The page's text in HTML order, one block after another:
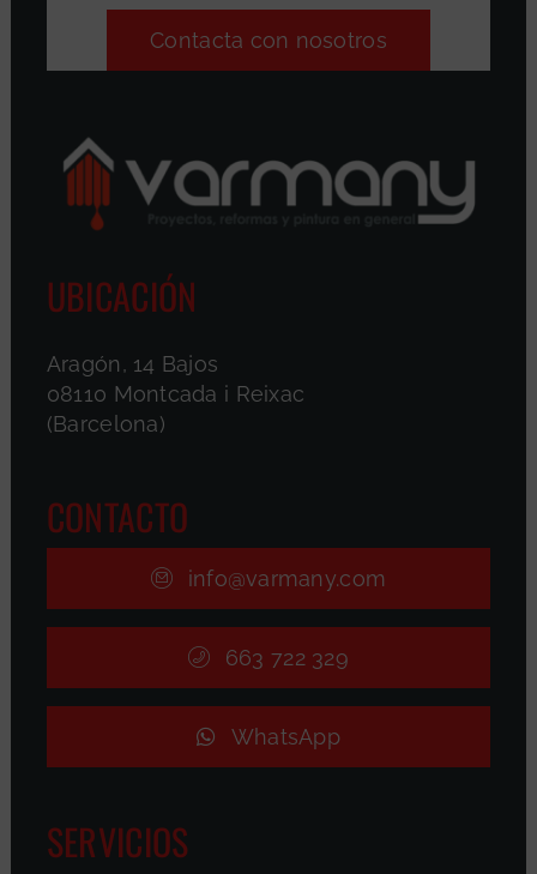
Contacta con nosotros
UBICACIÓN
Aragón, 14 Bajos
08110 Montcada i Reixac
(Barcelona)
CONTACTO
info@varmany.com
663 722 329
WhatsApp
SERVICIOS